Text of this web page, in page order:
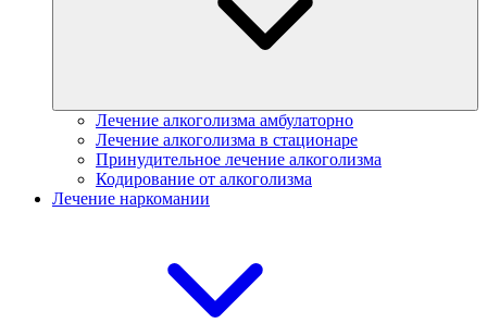
Лечение алкоголизма амбулаторно
Лечение алкоголизма в стационаре
Принудительное лечение алкоголизма
Кодирование от алкоголизма
Лечение наркомании